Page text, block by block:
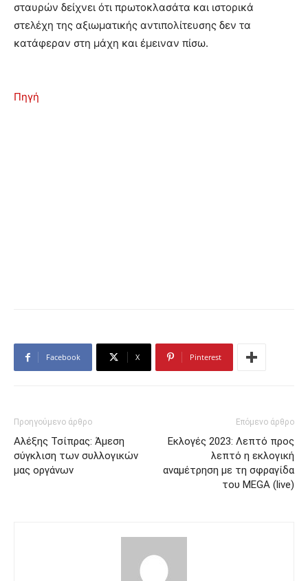
σταυρών δείχνει ότι πρωτοκλασάτα και ιστορικά
στελέχη της αξιωματικής αντιπολίτευσης δεν τα
κατάφεραν στη μάχη και έμειναν πίσω.
Πηγή
Facebook X Pinterest
Προηγούμενο άρθρο
Αλέξης Τσίπρας: Άμεση
σύγκλιση των συλλογικών
μας οργάνων
Επόμενο άρθρο
Εκλογές 2023: Λεπτό προς
λεπτό η εκλογική
αναμέτρηση με τη σφραγίδα
του MEGA (live)